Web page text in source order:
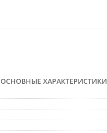
ХАРАКТЕРИСТИКИ